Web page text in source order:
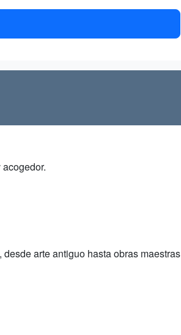
arte antiguo hasta obras maestras